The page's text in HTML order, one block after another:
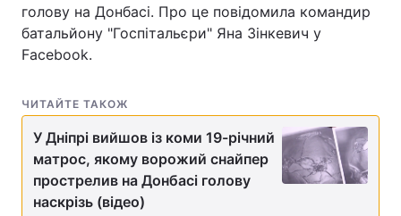
голову на Донбасі. Про це повідомила командир
батальйону "Госпітальєри" Яна Зінкевич у
Facebook.
ЧИТАЙТЕ ТАКОЖ
У Дніпрі вийшов із коми 19-річний
матрос, якому ворожий снайпер
прострелив на Донбасі голову
наскрізь (відео)